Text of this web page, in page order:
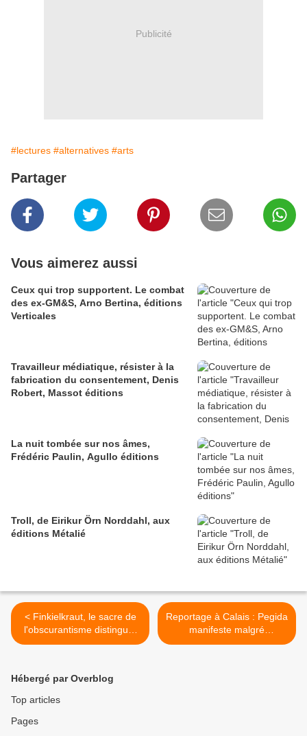
Publicité
#lectures #alternatives #arts
Partager
Vous aimerez aussi
Ceux qui trop supportent. Le combat
des ex-GM&S, Arno Bertina, éditions
Verticales
Travailleur médiatique, résister à la
fabrication du consentement, Denis
Robert, Massot éditions
La nuit tombée sur nos âmes,
Frédéric Paulin, Agullo éditions
Troll, de Eirikur Örn Norddahl, aux
éditions Métalié
< Finkielkraut, le sacre de
l'obscurantisme distingué,
par Souad Betka
Reportage à Calais : Pegida
manifeste malgré
l'interdiction >
Hébergé par Overblog
Top articles
Pages